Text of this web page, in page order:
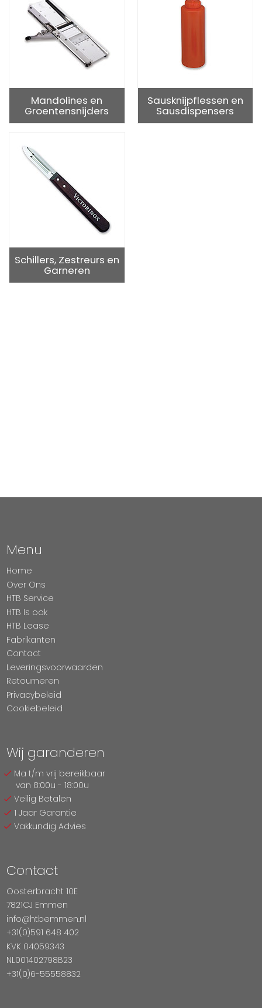
Mandolines en
Groentensnijders
Sausknijpflessen en
Sausdispensers
Schillers, Zestreurs en
Garneren
Menu
Home
Over Ons
HTB Service
HTB Is ook
HTB Lease
Fabrikanten
Contact
Leveringsvoorwaarden
Retourneren
Privacybeleid
Cookiebeleid
Wij garanderen
Ma t/m vrij bereikbaar
van 8:00u - 18:00u
Veilig Betalen
1 Jaar Garantie
Vakkundig Advies
Contact
Oosterbracht 10E
7821CJ Emmen
info@htbemmen.nl
+31(0)591 648 402
KVK 04059343
NL001402798B23
+31(0)6-55558832